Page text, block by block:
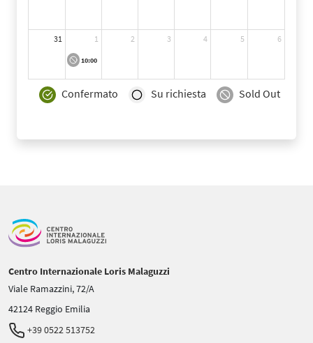
31 1
10:00
2 3 4 5 6
Confermato Su richiesta Sold Out
Centro Internazionale Loris Malaguzzi
Viale Ramazzini, 72/A
42124 Reggio Emilia
+39 0522 513752